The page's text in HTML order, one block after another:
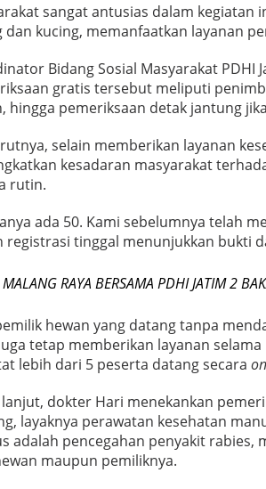
K
S
A
N
G
R
T
I
sangat antusias dalam
dan kucing, memanfaatkan layanan
Bidang Sosial Masyarakat PDHI
gratis tersebut meliputi
hingga pemeriksaan detak jantung
selain memberikan layanan
kesadaran masyarakat
rutin.
ada 50. Kami sebelumnya telah
registrasi tinggal menunjukkan bukti
RAYA BERSAMA PDHI JATIM 2
hewan yang datang tanpa
tetap memberikan layanan
lebih dari 5 peserta datang secara
dokter Hari menekankan
layaknya perawatan kesehatan
adalah pencegahan penyakit
maupun pemiliknya.